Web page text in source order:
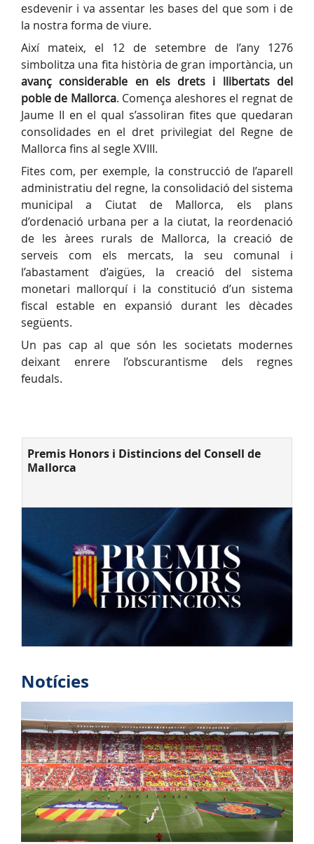
esdevenir i va assentar les bases del que som i de
la nostra forma de viure.
Així mateix, el 12 de setembre de l’any 1276
simbolitza una fita història de gran importància, un
avanç considerable en els drets i llibertats del
poble de Mallorca. Comença aleshores el regnat de
Jaume II en el qual s’assoliran fites que quedaran
consolidades en el dret privilegiat del Regne de
Mallorca fins al segle XVIII.
Fites com, per exemple, la construcció de l’aparell
administratiu del regne, la consolidació del sistema
municipal a Ciutat de Mallorca, els plans
d’ordenació urbana per a la ciutat, la reordenació
de les àrees rurals de Mallorca, la creació de
serveis com els mercats, la seu comunal i
l’abastament d’aigües, la creació del sistema
monetari mallorquí i la constitució d’un sistema
fiscal estable en expansió durant les dècades
següents.
Un pas cap al que són les societats modernes
deixant enrere l’obscurantisme dels regnes
feudals.
Premis Honors i Distincions del Consell de
Mallorca
Notícies